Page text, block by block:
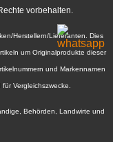
vorbehalten.
Herstellern/Lieferanten. Dies
um Originalprodukte dieser
und Markennamen
Vergleichszwecke.
Behörden, Landwirte und